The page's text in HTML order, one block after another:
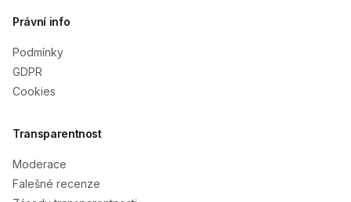
Právní info
Podmínky
GDPR
Cookies
Transparentnost
Moderace
Falešné recenze